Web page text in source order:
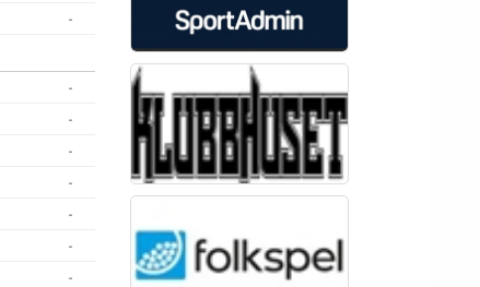
-
-
-
-
-
-
-
-